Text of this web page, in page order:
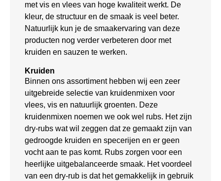
met vis en vlees van hoge kwaliteit werkt. De
kleur, de structuur en de smaak is veel beter.
Natuurlijk kun je de smaakervaring van deze
producten nog verder verbeteren door met
kruiden en sauzen te werken.
Kruiden
Binnen ons assortiment hebben wij een zeer
uitgebreide selectie van kruidenmixen voor
vlees, vis en natuurlijk groenten. Deze
kruidenmixen noemen we ook wel rubs. Het zijn
dry-rubs wat wil zeggen dat ze gemaakt zijn van
gedroogde kruiden en specerijen en er geen
vocht aan te pas komt. Rubs zorgen voor een
heerlijke uitgebalanceerde smaak. Het voordeel
van een dry-rub is dat het gemakkelijk in gebruik